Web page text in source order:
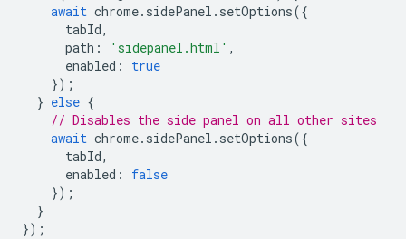
await chrome. sidePanel . setOptions({
tabId,
path : 'sidepanel.html' ,
enabled :
true
});
} else {
// Disables the side panel on all other sites
await chrome. sidePanel . setOptions({
tabId,
enabled :
false
});
}
});